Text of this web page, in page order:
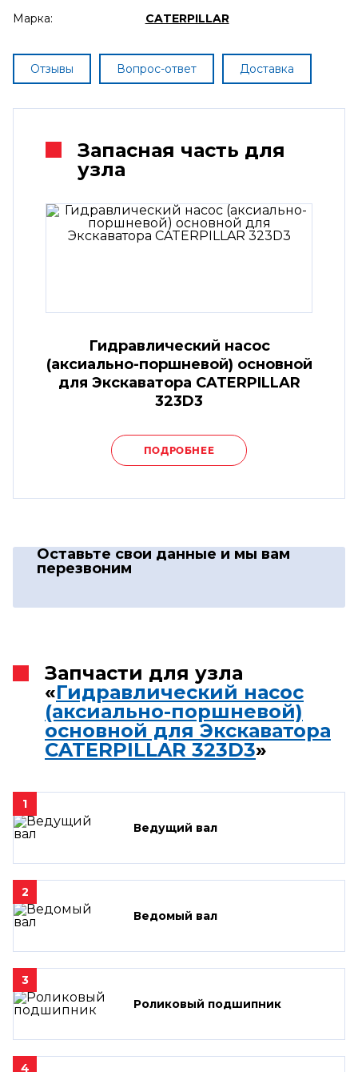
Марка:
CATERPILLAR
Отзывы Вопрос-ответ Доставка
Запасная часть для
узла
Гидравлический насос
(аксиально-поршневой) основной
для Экскаватора CATERPILLAR
323D3
ПОДРОБНЕЕ
Оставьте свои данные и мы вам
перезвоним
Запчасти для узла
«Гидравлический насос
(аксиально-поршневой)
основной для Экскаватора
CATERPILLAR 323D3»
1
Ведущий вал
2
Ведомый вал
3
Роликовый подшипник
4